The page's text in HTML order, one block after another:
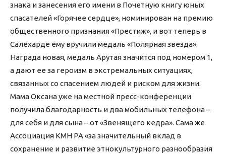
знака и занесения его имени в Почетную книгу юных
спасателей «Горячее сердце», номинирован на премию
общественного признания «Престиж», и вот теперь в
Салехарде ему вручили медаль «Полярная звезда».
Награда новая, медаль Арутая значится под номером 1,
а дают ее за героизм в экстремальных ситуациях,
связанных со спасением людей и риском для жизни.
Мама Оксана уже на местной пресс-конференции
получила благодарность и два мобильных телефона –
для себя и для сына – от «Звенящего кедра». Сама же
Ассоциация КМН РА «за значительный вклад в
сохранение и развитие этнокультурного разнообразия